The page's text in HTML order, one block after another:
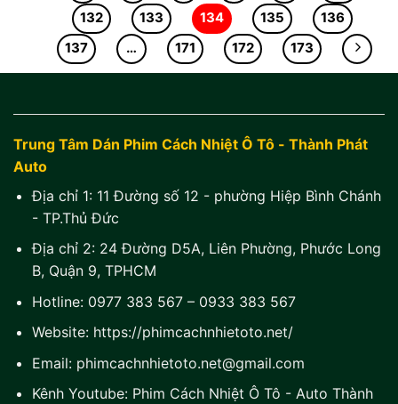
132
133 134 135
136
137
… 171 172 173
Trung Tâm Dán Phim Cách Nhiệt Ô Tô - Thành Phát
Auto
Địa chỉ 1: 11 Đường số 12 - phường Hiệp Bình Chánh
- TP.Thủ Đức
Địa chỉ 2: 24 Đường D5A, Liên Phường, Phước Long
B, Quận 9, TPHCM
Hotline: 0977 383 567– 0933 383 567
Website: https://phimcachnhietoto.net/
Email: phimcachnhietoto.net@gmail.com
Kênh Youtube: Phim Cách Nhiệt Ô Tô - Auto Thành